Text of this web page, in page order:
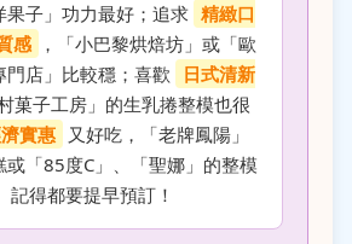
果子」功力最好；追求 精緻口
感 ，「小巴黎烘焙坊」或「歐
門店」比較穩；喜歡
日式清新
菓子工房」的生乳捲整模也很
實惠 又好吃，「老牌鳳陽」
或「85度C」、「聖娜」的整模
記得都要提早預訂！